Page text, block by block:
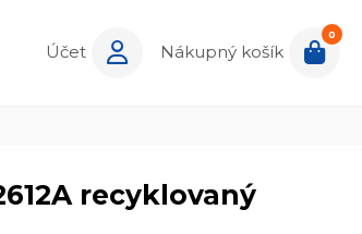
Účet Nákupný košík
0
recyklovaný